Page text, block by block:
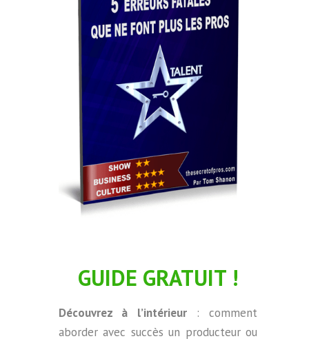
GUIDE GRATUIT !
Découvrez à l’intérieur
: comment
aborder avec succès un producteur ou